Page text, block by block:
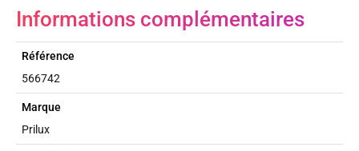
Informations complémentaires
Référence
566742
Marque
Prilux